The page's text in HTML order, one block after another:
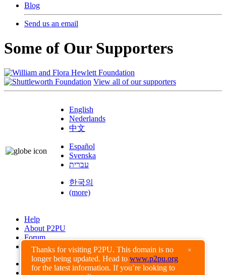
Thanks for visiting P2PU. This domain is no
longer being updated. Head to www.p2pu.org
for the latest information. If you’re looking to
×
Blog
Send us an email
Some of Our Supporters
View all of our supporters
English
Nederlands
中文
Español
Svenska
עברית
한국의
(more)
Help
About P2PU
Forum
Found a Bug?
Creative Commons
Share-Alike